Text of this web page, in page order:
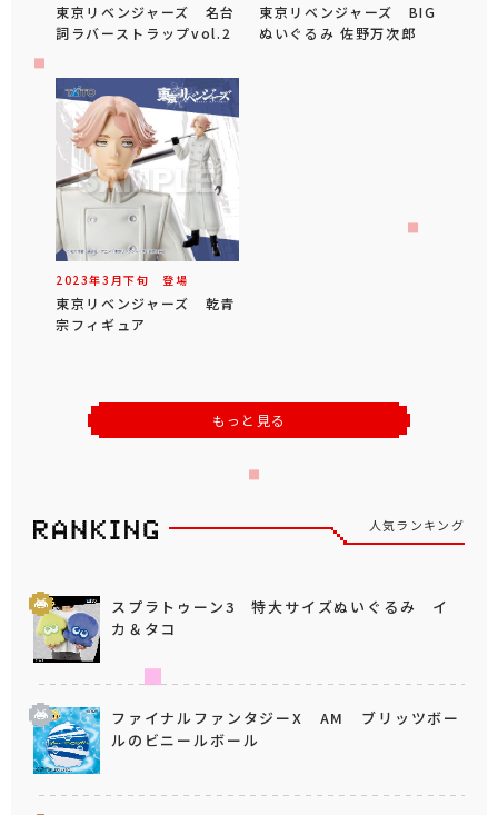
東京リベンジャーズ 名台
詞ラバーストラップvol.2
東京リベンジャーズ BIG
ぬいぐるみ 佐野万次郎
2023年3 月下旬 登場
東京リベンジャーズ 乾青
宗フィギュア
もっと見る
人気ランキング
スプラトゥーン3 特大サイズぬいぐるみ イ
カ＆タコ
ファイナルファンタジーX AM ブリッツボー
ルのビニールボール